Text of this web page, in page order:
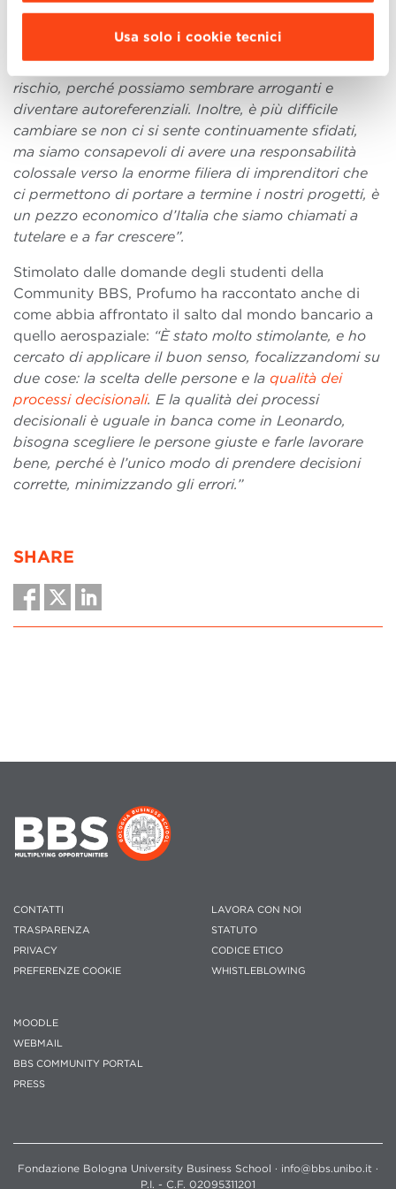
Usa solo i cookie tecnici
sistema industriale.
“Siamo incredibilmente grandi per il nostro Paese, e
non abbiamo competitor in Italia: è un duplice
rischio, perché possiamo sembrare arroganti e
diventare autoreferenziali. Inoltre, è più difficile
cambiare se non ci si sente continuamente sfidati,
ma siamo consapevoli di avere una responsabilità
colossale verso la enorme filiera di imprenditori che
ci permettono di portare a termine i nostri progetti, è
un pezzo economico d’Italia che siamo chiamati a
tutelare e a far crescere”.
Stimolato dalle domande degli studenti della
Community BBS, Profumo ha raccontato anche di
come abbia affrontato il salto dal mondo bancario a
quello aerospaziale: “È stato molto stimolante, e ho
cercato di applicare il buon senso, focalizzandomi su
due cose: la scelta delle persone e la qualità dei
processi decisionali. E la qualità dei processi
decisionali è uguale in banca come in Leonardo,
bisogna scegliere le persone giuste e farle lavorare
bene, perché è l’unico modo di prendere decisioni
corrette, minimizzando gli errori.”
SHARE
CONTATTI
TRASPARENZA
PRIVACY
PREFERENZE COOKIE
LAVORA CON NOI
STATUTO
CODICE ETICO
WHISTLEBLOWING
MOODLE
WEBMAIL
BBS COMMUNITY PORTAL
PRESS
Fondazione Bologna University Business School · info@bbs.unibo.it ·
P.I. - C.F. 02095311201